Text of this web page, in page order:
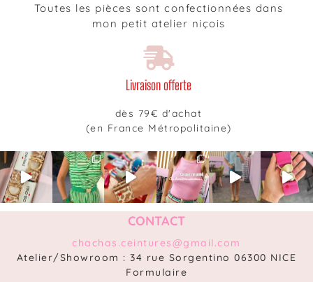
Toutes les pièces sont confectionnées dans
mon petit atelier niçois
Livraison offerte
dès 79€ d'achat
(en France Métropolitaine)
CONTACT
chachas.ceintures@gmail.com
Atelier/Showroom : 34 rue Sorgentino 06300 NICE
Formulaire